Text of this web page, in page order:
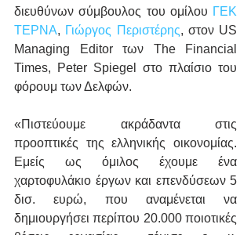
διευθύνων σύμβουλος του ομίλου ΓΕΚ
ΤΕΡΝΑ, Γιώργος Περιστέρης, στον US
Managing Editor των The Financial
Times, Peter Spiegel στο πλαίσιο του
φόρουμ των Δελφών.
«Πιστεύουμε ακράδαντα στις
προοπτικές της ελληνικής οικονομίας.
Εμείς ως όμιλος έχουμε ένα
χαρτοφυλάκιο έργων και επενδύσεων 5
δισ. ευρώ, που αναμένεται να
δημιουργήσει περίπου 20.000 ποιοτικές